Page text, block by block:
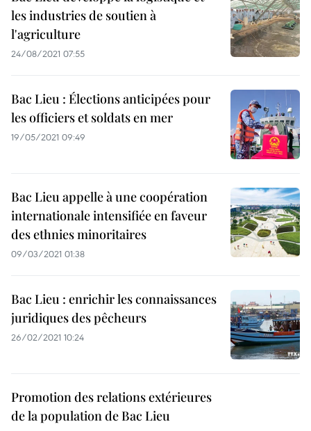
les industries de soutien à
l'agriculture
24/08/2021 07:55
Bac Lieu : Élections anticipées pour
les officiers et soldats en mer
19/05/2021 09:49
Bac Lieu appelle à une coopération
internationale intensifiée en faveur
des ethnies minoritaires
09/03/2021 01:38
Bac Lieu : enrichir les connaissances
juridiques des pêcheurs
26/02/2021 10:24
Promotion des relations extérieures
de la population de Bac Lieu